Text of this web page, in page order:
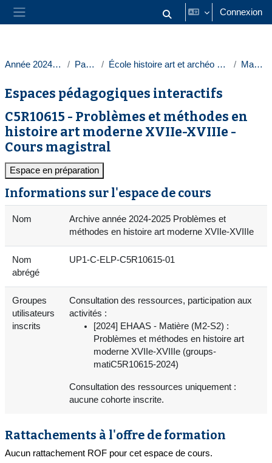
Passer au contenu principal
Panneau latéral Activer/désactiver la saisie
Connexion
Année 2024-2025 Paris 1 École histoire art et archéo Sorbonne Masters
Espaces pédagogiques interactifs
C5R10615 - Problèmes et méthodes en
histoire art moderne XVIIe-XVIIIe -
Cours magistral
Espace en préparation
Informations sur l'espace de cours
Nom
Archive année 2024-2025 Problèmes et
méthodes en histoire art moderne XVIIe-XVIIIe
Nom
abrégé
UP1-C-ELP-C5R10615-01
Groupes
utilisateurs
inscrits
Consultation des ressources, participation aux
activités :
[2024] EHAAS - Matière (M2-S2) :
Problèmes et méthodes en histoire art
moderne XVIIe-XVIIIe (groups-
matiC5R10615-2024)
Consultation des ressources uniquement :
aucune cohorte inscrite.
Rattachements à l'offre de formation
Aucun rattachement ROF pour cet espace de cours.